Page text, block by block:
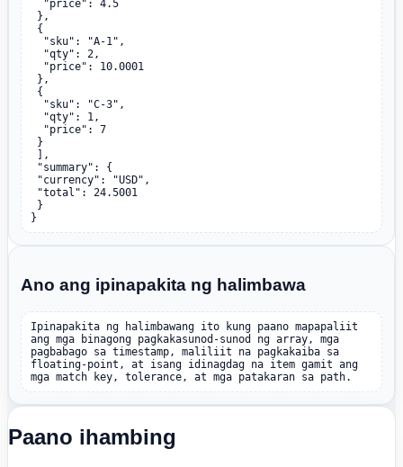
}
Ano ang ipinapakita ng halimbawa
Ipinapakita ng halimbawang ito kung paano mapapaliit
ang mga binagong pagkakasunod-sunod ng array, mga
pagbabago sa timestamp, maliliit na pagkakaiba sa
floating-point, at isang idinagdag na item gamit ang
mga match key, tolerance, at mga patakaran sa path.
Paano ihambing